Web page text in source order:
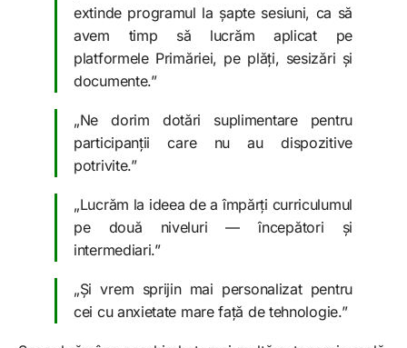
extinde programul la șapte sesiuni, ca să
avem timp să lucrăm aplicat pe
platformele Primăriei, pe plăți, sesizări și
documente.”
„Ne dorim dotări suplimentare pentru
participanții care nu au dispozitive
potrivite.”
„Lucrăm la ideea de a împărți curriculumul
pe două niveluri — începători și
intermediari.”
„Și vrem sprijin mai personalizat pentru
cei cu anxietate mare față de tehnologie.”